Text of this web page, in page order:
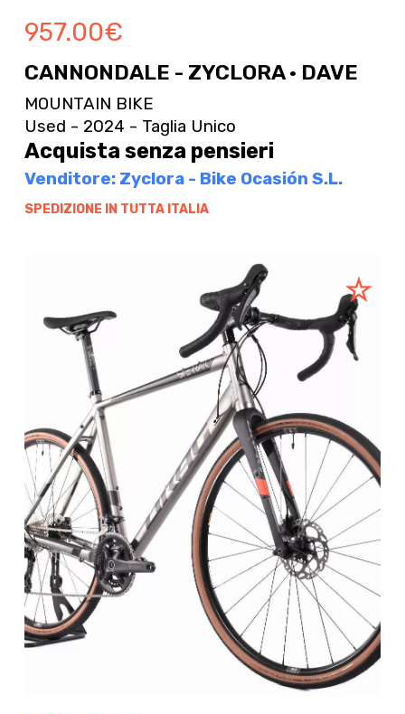
957.00€
CANNONDALE - ZYCLORA · DAVE
MOUNTAIN BIKE
Used - 2024 - Taglia Unico
Acquista senza pensieri
Venditore: Zyclora - Bike Ocasión S.L.
SPEDIZIONE IN TUTTA ITALIA